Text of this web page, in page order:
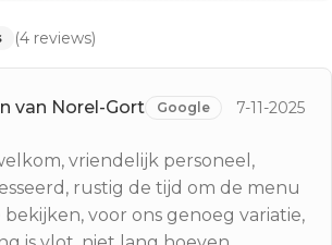
(4 reviews)
van Norel-Gort Google 7-11-2025
vriendelijk personeel,
rustig de tijd om de menu
bekijken, voor ons genoeg variatie,